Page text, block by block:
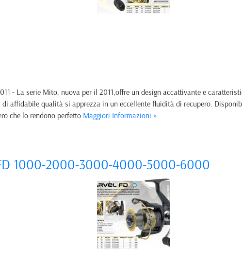
- La serie Mito, nuova per il 2011,offre un design accattivante e
affidabile qualità si apprezza in un eccellente fluidità di recupero.
che lo rendono perfetto Maggiori Informazioni »
1000-2000-3000-4000-5000-6000